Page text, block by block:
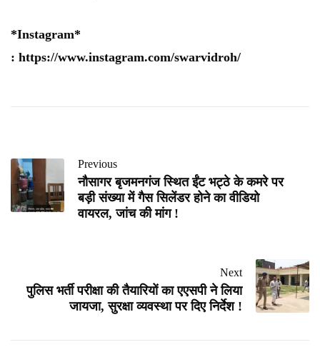
*Instagram*
: https://www.instagram.com/swarvidroh/
Previous
नौसागर बृजमनगंज स्थित ईंट भट्ठे के कमरे पर
बड़ी संख्या में गैस सिलेंडर होने का वीडियो
वायरल, जांच की मांग !
Next
पुलिस भर्ती परीक्षा की तैयारियों का एएसपी ने लिया
जायजा, सुरक्षा व्यवस्था पर दिए निर्देश !